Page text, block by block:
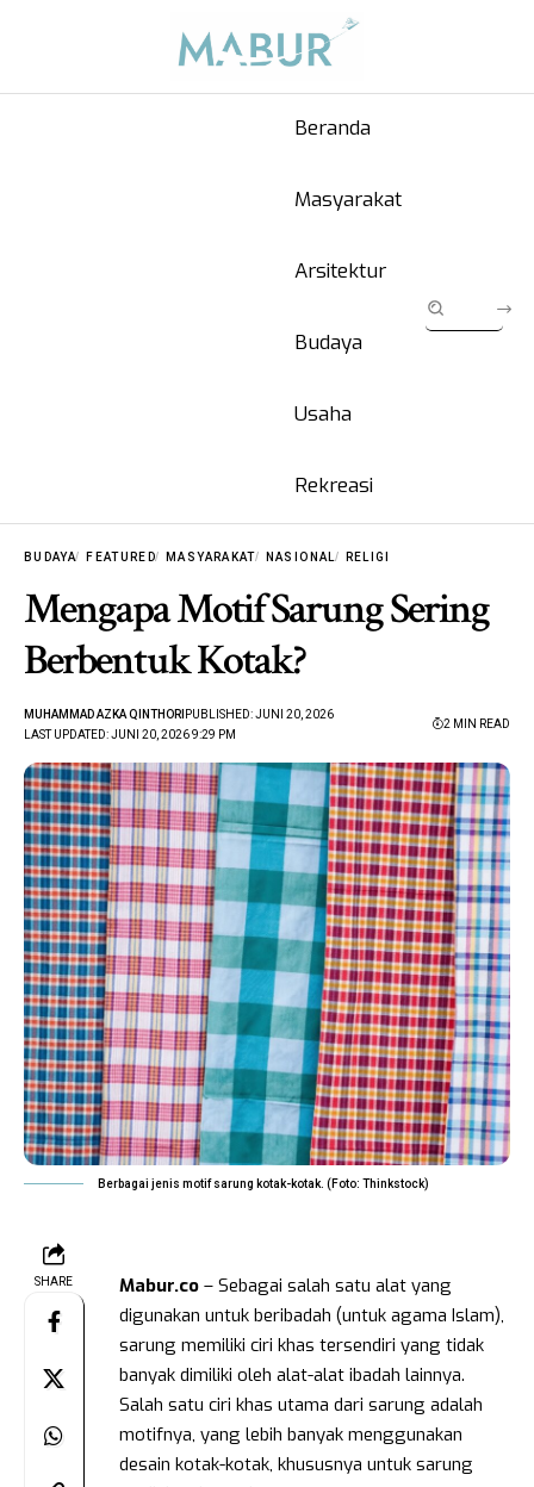
Beranda
Masyarakat
Arsitektur
Budaya
Usaha
Rekreasi
BUDAYA FEATURED MASYARAKAT NASIONAL RELIGI
Mengapa Motif Sarung Sering
Berbentuk Kotak?
LAST UPDATED: JUNI 20, 2026 9:29 PM
MUHAMMAD AZKA QINTHORI PUBLISHED: JUNI 20, 2026
2 MIN READ
Berbagai jenis motif sarung kotak-kotak. (Foto: Thinkstock)
SHARE Mabur.co – Sebagai salah satu alat yang
digunakan untuk beribadah (untuk agama Islam),
sarung memiliki ciri khas tersendiri yang tidak
banyak dimiliki oleh alat-alat ibadah lainnya.
Salah satu ciri khas utama dari sarung adalah
motifnya, yang lebih banyak menggunakan
desain kotak-kotak, khususnya untuk sarung